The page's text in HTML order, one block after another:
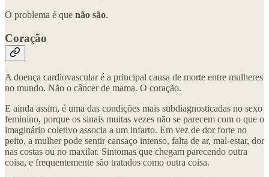
O problema é que não são.
Coração
A doença cardiovascular é a principal causa de morte entre mulheres
no mundo. Não o câncer de mama. O coração.
E ainda assim, é uma das condições mais subdiagnosticadas no sexo
feminino, porque os sinais muitas vezes não se parecem com o que o
imaginário coletivo associa a um infarto. Em vez de dor forte no
peito, a mulher pode sentir cansaço intenso, falta de ar, mal-estar, dor
nas costas ou no maxilar. Sintomas que chegam parecendo outra
coisa, e frequentemente são tratados como outra coisa.